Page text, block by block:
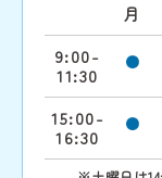
月
9:00-
11:30
15:00-
16:30